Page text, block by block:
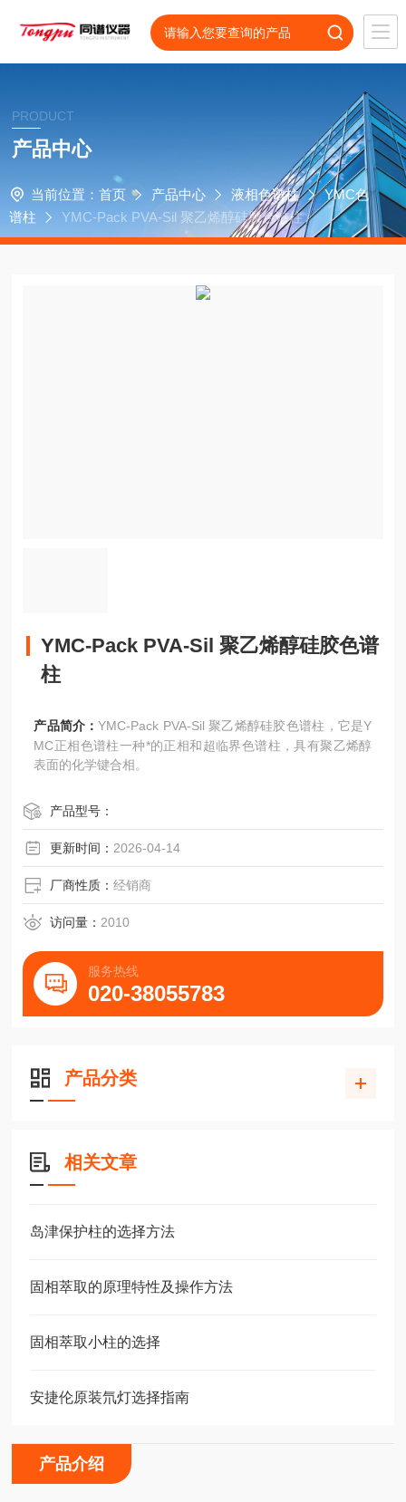
PRODUCT
产品中心
当前位置： 首页 产品中心 液相色谱柱
YMC色
谱柱
YMC-Pack PVA-Sil 聚乙烯醇硅胶色谱柱
YMC-Pack PVA-Sil 聚乙烯醇硅胶色谱
柱
产品简介：YMC-Pack PVA-Sil 聚乙烯醇硅胶色谱柱，它是Y
MC正相色谱柱一种*的正相和超临界色谱柱，具有聚乙烯醇
表面的化学键合相。
产品型号：
更新时间： 2026-04-14
厂商性质：经销商
访问量： 2010
服务热线
020-38055783
产品分类
相关文章
岛津保护柱的选择方法
固相萃取的原理特性及操作方法
固相萃取小柱的选择
安捷伦原装氘灯选择指南
产品介绍